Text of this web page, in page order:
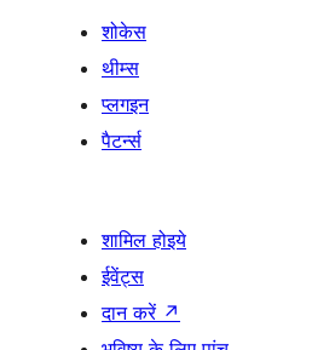
शोकेस
थीम्स
प्लगइन
पैटर्न्स
शामिल होइये
ईवेंट्स
दान करें ↗